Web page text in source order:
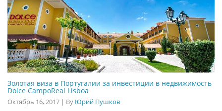
Золотая виза в Португалии за инвестиции в недвижимость
Dolce CampoReal Lisboa
Октябрь 16, 2017 | By Юрий Пушков